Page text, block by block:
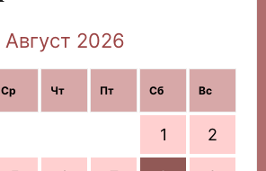
Август 2026
Ср Чт Пт Сб Вс
1 2